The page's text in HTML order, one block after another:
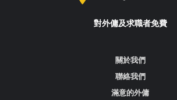
對外傭及求職者免費
關於我們
聯絡我們
滿意的外傭